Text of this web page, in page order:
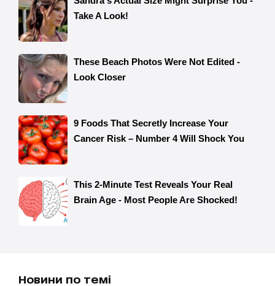
Новини по темі